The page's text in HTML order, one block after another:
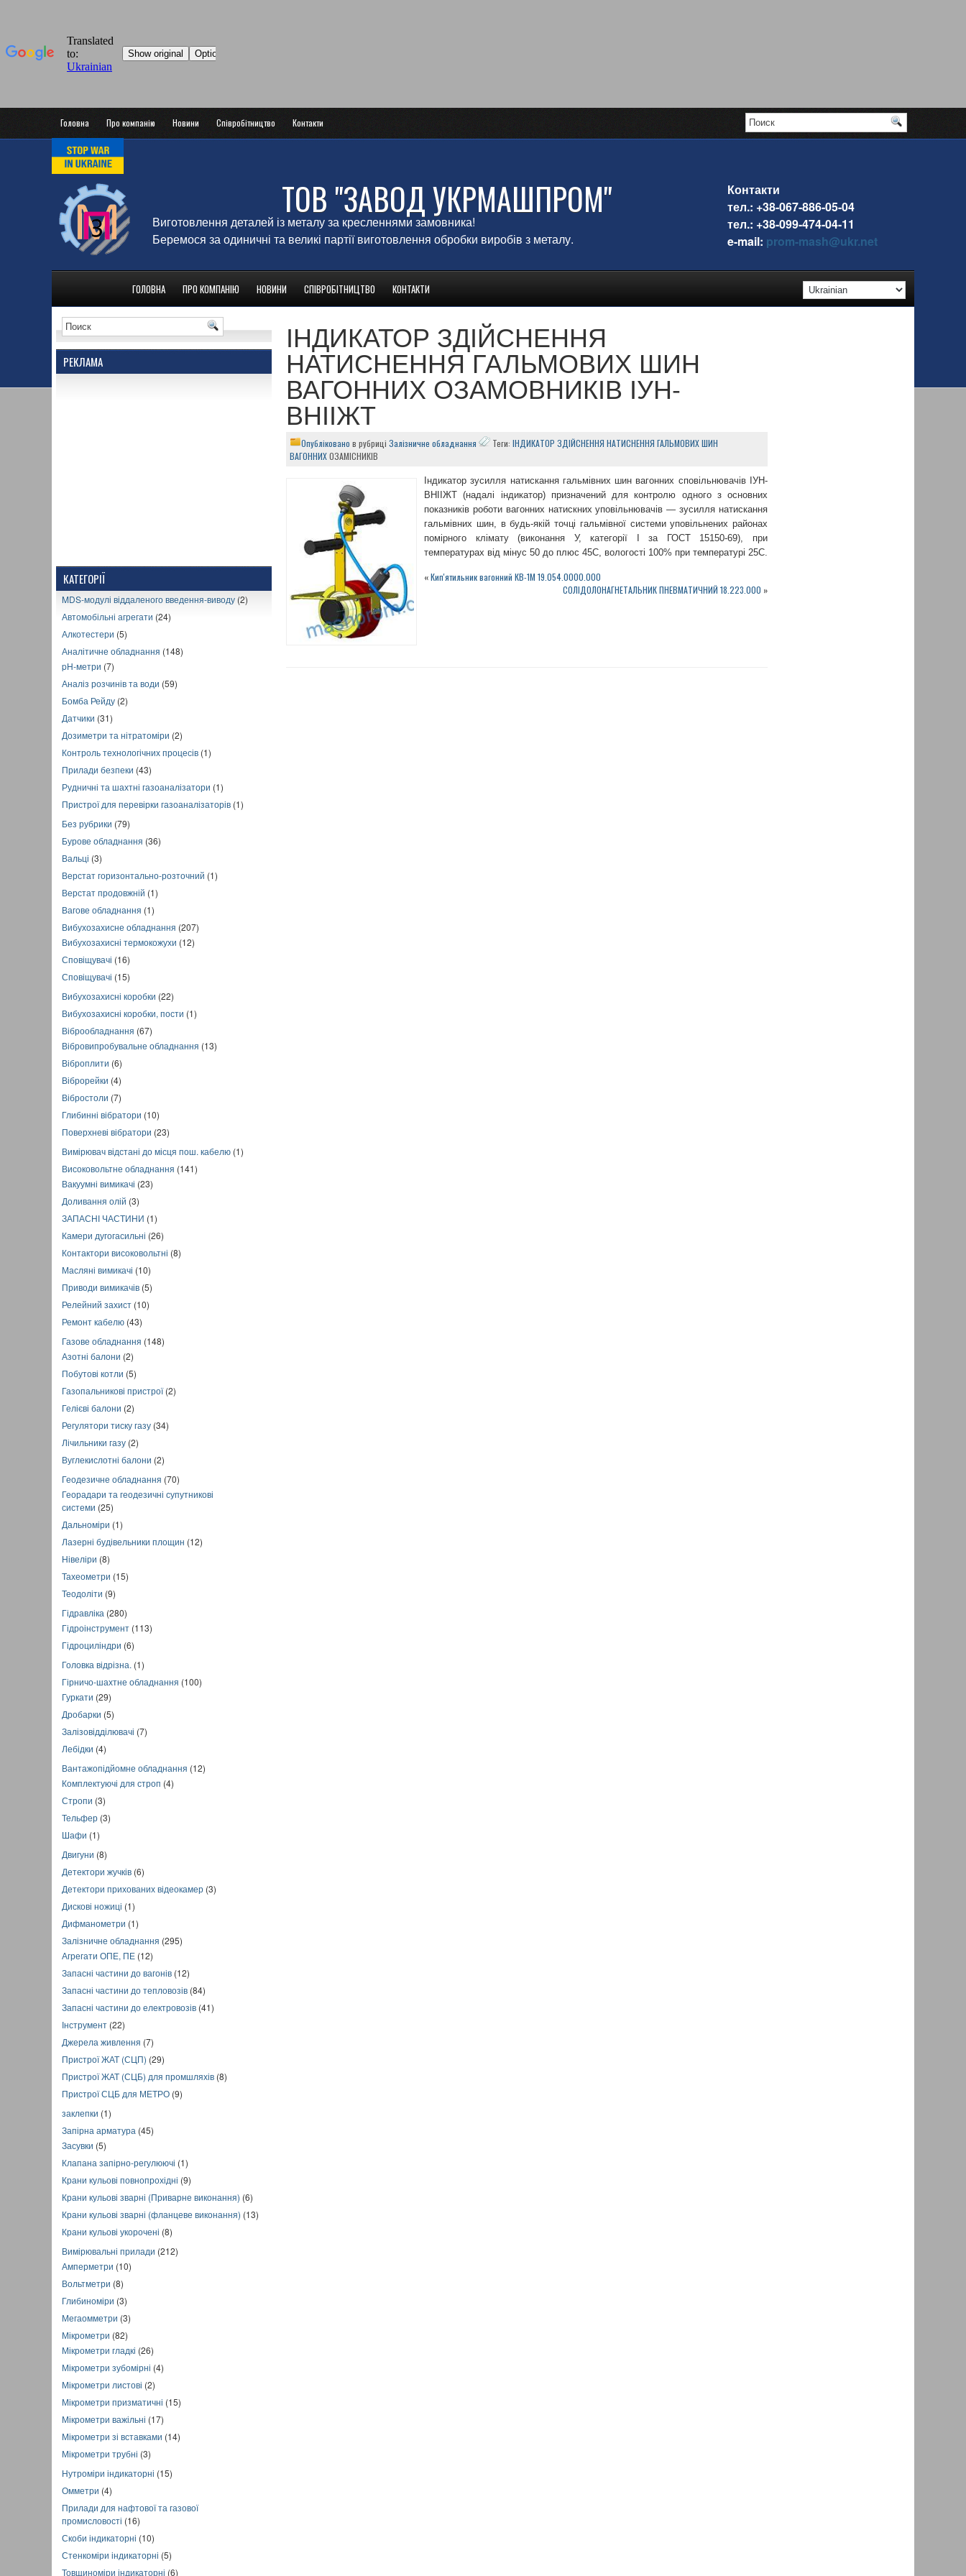
Головна Про компанію Новини Співробітництво Контакти
ТОВ "ЗАВОД УКРМАШПРОМ"
Виготовлення деталей із металу за кресленнями замовника!
Беремося за одиничні та великі партії виготовлення обробки виробів з металу.
Контакти
тел.: +38-067-886-05-04
тел.: +38-099-474-04-11
e-mail: prom-mash@ukr.net
ГОЛОВНА ПРО КОМПАНІЮ НОВИНИ СПІВРОБІТНИЦТВО КОНТАКТИ
РЕКЛАМА
КАТЕГОРІЇ
MDS-модулі віддаленого введення-виводу (2)
Автомобільні агрегати (24)
Алкотестери (5)
Аналітичне обладнання (148)
pH-метри (7)
Аналіз розчинів та води (59)
Бомба Рейду (2)
Датчики (31)
Дозиметри та нітратоміри (2)
Контроль технологічних процесів (1)
Прилади безпеки (43)
Рудничні та шахтні газоаналізатори (1)
Пристрої для перевірки газоаналізаторів (1)
Без рубрики (79)
Бурове обладнання (36)
Вальці (3)
Верстат горизонтально-розточний (1)
Верстат продовжній (1)
Вагове обладнання (1)
Вибухозахисне обладнання (207)
Вибухозахисні термокожухи (12)
Сповіщувачі (16)
Сповіщувачі (15)
Вибухозахисні коробки (22)
Вибухозахисні коробки, пости (1)
Віброобладнання (67)
Вібровипробувальне обладнання (13)
Віброплити (6)
Віброрейки (4)
Вібростоли (7)
Глибинні вібратори (10)
Поверхневі вібратори (23)
Вимірювач відстані до місця пош. кабелю (1)
Високовольтне обладнання (141)
Вакуумні вимикачі (23)
Доливання олій (3)
ЗАПАСНІ ЧАСТИНИ (1)
Камери дугогасильні (26)
Контактори високовольтні (8)
Масляні вимикачі (10)
Приводи вимикачів (5)
Релейний захист (10)
Ремонт кабелю (43)
Газове обладнання (148)
Азотні балони (2)
Побутові котли (5)
Газопальникові пристрої(2)
Гелієві балони (2)
Регулятори тиску газу (34)
Лічильники газу (2)
Вуглекислотні балони (2)
Геодезичне обладнання (70)
Георадари та геодезичні супутникові
системи (25)
Дальноміри (1)
Лазерні будівельники площин (12)
Нівеліри (8)
Тахеометри (15)
Теодоліти (9)
Гідравліка (280)
Гідроінструмент (113)
Гідроциліндри (6)
Головка відрізна. (1)
Гірничо-шахтне обладнання (100)
Гуркати (29)
Дробарки (5)
Залізовідділювачі (7)
Лебідки (4)
Вантажопідйомне обладнання (12)
Комплектуючі для строп (4)
Стропи (3)
Тельфер (3)
Шафи (1)
Двигуни (8)
Детектори жучків (6)
Детектори прихованих відеокамер (3)
Дискові ножиці (1)
Дифманометри (1)
Залізничне обладнання (295)
Агрегати ОПЕ, ПЕ (12)
Запасні частини до вагонів (12)
Запасні частини до тепловозів (84)
Запасні частини до електровозів (41)
Інструмент (22)
Джерела живлення (7)
Пристрої ЖАТ (СЦП) (29)
Пристрої ЖАТ (СЦБ) для промшляхів (8)
Пристрої СЦБ для МЕТРО (9)
заклепки (1)
Запірна арматура (45)
Засувки (5)
Клапана запірно-регулюючі (1)
Крани кульові повнопрохідні (9)
Крани кульові зварні (Приварне виконання) (6)
Крани кульові зварні (фланцеве виконання) (13)
Крани кульові укорочені (8)
Вимірювальні прилади (212)
Амперметри (10)
Вольтметри (8)
Глибиноміри (3)
Мегаомметри (3)
Мікрометри (82)
Мікрометри гладкі (26)
Мікрометри зубомірні (4)
Мікрометри листові (2)
Мікрометри призматичні (15)
Мікрометри важільні (17)
Мікрометри зі вставками (14)
Мікрометри трубні (3)
Нутроміри індикаторні (15)
Омметри (4)
Прилади для нафтової та газової
промисловості (16)
Скоби індикаторні (10)
Стенкоміри індикаторні (5)
Товщиноміри індикаторні (6)
ІНДИКАТОР ЗДІЙСНЕННЯ
НАТИСНЕННЯ ГАЛЬМОВИХ ШИН
ВАГОННИХ ОЗАМОВНИКІВ ІУН-
ВНІІЖТ
Опубліковано в рубриці Залізничне обладнання Теги: ІНДИКАТОР ЗДІЙСНЕННЯ НАТИСНЕННЯ ГАЛЬМОВИХ ШИН
ВАГОННИХОЗАМІСНИКІВ
Індикатор зусилля натискання гальмівних шин вагонних сповільнювачів ІУН-
ВНІІЖТ (надалі індикатор) призначений для контролю одного з основних
показників роботи вагонних натискних уповільнювачів — зусилля натискання
гальмівних шин, в будь-якій точці гальмівної системи уповільнених районах
помірного клімату (виконання У, категорії I за ГОСТ 15150-69), при
температурах від мінус 50 до плюс 45С, вологості 100% при температурі 25С.
«Кип'ятильник вагонний КВ-1М 19.054.0000.000
СОЛІДОЛОНАГНЕТАЛЬНИК ПНЕВМАТИЧНИЙ 18.223.000 »